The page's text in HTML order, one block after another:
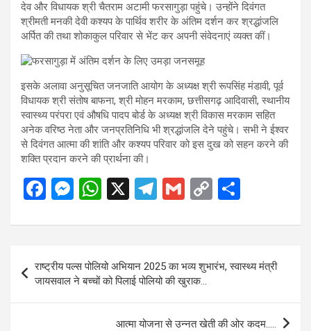
देव और विधायक श्री चैतराम अटामी फरसागुड़ा पहुंचे। उन्होंने दिवंगत
श्रीमती मनकी देवी कश्यप के पार्थिव शरीर के अंतिम दर्शन कर श्रद्धांजलि
अर्पित की तथा शोकाकुल परिवार से भेंट कर अपनी संवेदनाएं व्यक्त कीं।
इसके अलावा अनुसूचित जनजाति आयोग के अध्यक्ष श्री रूपसिंह मंडावी, पूर्व
विधायक श्री संतोष बाफना, श्री मोहन मरकाम, छत्तीसगढ़ आदिवासी, स्थानीय
स्वास्थ्य परंपरा एवं औषधि पादप बोर्ड के अध्यक्ष श्री विकास मरकाम सहित
अनेक वरिष्ठ नेता और जनप्रतिनिधि भी श्रद्धांजलि देने पहुंचे। सभी ने ईश्वर
से दिवंगत आत्मा की शांति और कश्यप परिवार को इस दुख को सहन करने की
शक्ति प्रदान करने की प्रार्थना की।
F
ce
b
o
o
M
se
g
er
W
at
s
A
p
X
T
e
gr
a
m
G
ail
C
py
Li
n
k
ar
navigation
राष्ट्रीय पल्स पोलियो अभियान 2025 का भव्य शुभारंभ, स्वास्थ्य मंत्री
जायसवाल ने बच्चों को पिलाई पोलियो की खुराक…
आत्मा योजना से उन्नत खेती की ओर कदम…..